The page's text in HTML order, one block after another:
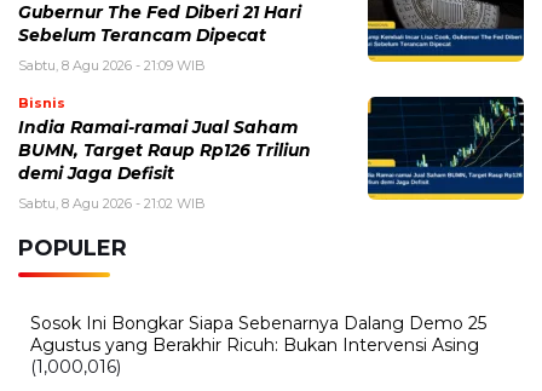
Gubernur The Fed Diberi 21 Hari
Sebelum Terancam Dipecat
Sabtu, 8 Agu 2026 - 21:09 WIB
Bisnis
India Ramai-ramai Jual Saham
BUMN, Target Raup Rp126 Triliun
demi Jaga Defisit
Sabtu, 8 Agu 2026 - 21:02 WIB
POPULER
Sosok Ini Bongkar Siapa Sebenarnya Dalang Demo 25
Agustus yang Berakhir Ricuh: Bukan Intervensi Asing
(1,000,016)